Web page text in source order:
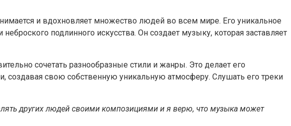
и вдохновляет множество людей во всем мире. Его уникальное
подлинного искусства. Он создает музыку, которая заставляет
сочетать разнообразные стили и жанры. Это делает его
свою собственную уникальную атмосферу. Слушать его треки
других людей своими композициями и я верю, что музыка может